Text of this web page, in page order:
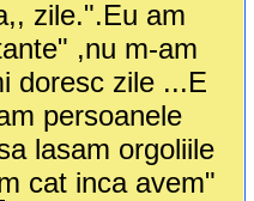
zile.".Eu am
,nu m-am
doresc zile ...E
persoanele
lasam orgoliile
cat inca avem"